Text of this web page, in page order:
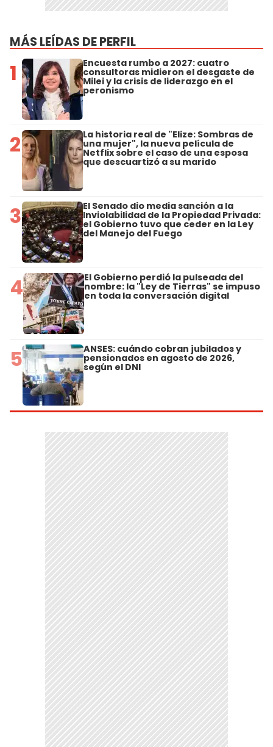
MÁS LEÍDAS DE PERFIL
1 Encuesta rumbo a 2027: cuatro
consultoras midieron el desgaste de
Milei y la crisis de liderazgo en el
peronismo
2 La historia real de "Elize: Sombras de
una mujer", la nueva película de
Netflix sobre el caso de una esposa
que descuartizó a su marido
3 El Senado dio media sanción a la
Inviolabilidad de la Propiedad Privada:
el Gobierno tuvo que ceder en la Ley
del Manejo del Fuego
4 El Gobierno perdió la pulseada del
nombre: la "Ley de Tierras" se impuso
en toda la conversación digital
5 ANSES: cuándo cobran jubilados y
pensionados en agosto de 2026,
según el DNI